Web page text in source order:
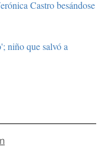
Castro besándose
niño que salvó a